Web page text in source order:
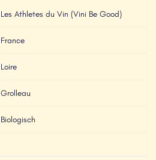
Les Athletes du Vin (Vini Be Good)
France
Loire
Grolleau
Biologisch